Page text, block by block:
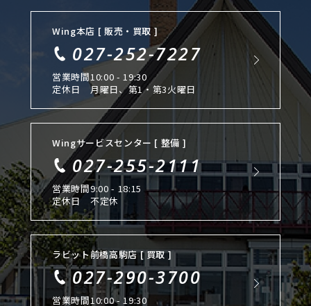
Wing本店 [ 販売・買取 ]
027-252-7227
営業時間10:00 - 19:30
定休日
月曜日、第1・第3火曜日
Wingサービスセンター [ 整備 ]
027-255-2111
営業時間9:00 - 18:15
定休日
不定休
ラビット前橋高駒店 [ 買取 ]
027-290-3700
営業時間10:00 - 19:30